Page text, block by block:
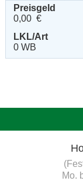
Preisgeld
0,00 €
LKL/Art
0 WB
Mo.